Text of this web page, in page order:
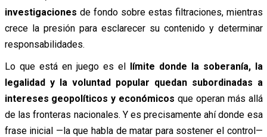
investigaciones de fondo sobre estas filtraciones, mientras
crece la presión para esclarecer su contenido y determinar
responsabilidades.
Lo que está en juego es el límite donde la soberanía, la
legalidad y la voluntad popular quedan subordinadas a
intereses geopolíticos y económicos que operan más allá
de las fronteras nacionales. Y es precisamente ahí donde esa
frase inicial —la que habla de matar para sostener el control—